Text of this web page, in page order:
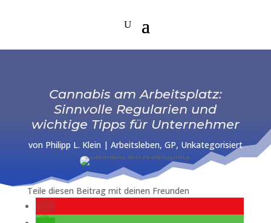
Cannabis am Arbeitsplatz:
Sinnvolle Regularien und
wichtige Tipps für Unternehmer
von Philipp L. Klein | Arbeitsleben, GP, Unkategorisiert
Teile diesen Beitrag mit deinen Freunden